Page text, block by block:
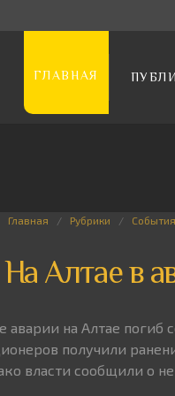
ГЛАВНАЯ
Главная Рубрики События
На Алтае в
аварии на Алтае
получили
власти сообщили о